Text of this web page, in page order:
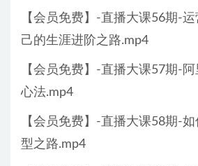
【会员免费】-直播大课56期-
己的生涯进阶之路.mp4
【会员免费】-直播大课57期-
心法.mp4
【会员免费】-直播大课58期-
型之路.mp4